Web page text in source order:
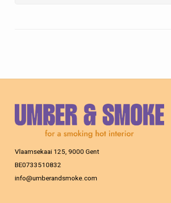
Vlaamsekaai 125, 9000 Gent
BE0733510832
info@umberandsmoke.com